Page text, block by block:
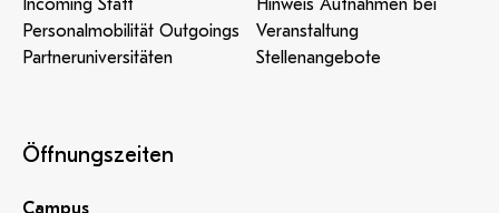
Incoming Staff
Personalmobilität Outgoings
Partneruniversitäten
Hinweis Aufnahmen bei
Veranstaltung
Stellenangebote
Öffnungszeiten
Campus